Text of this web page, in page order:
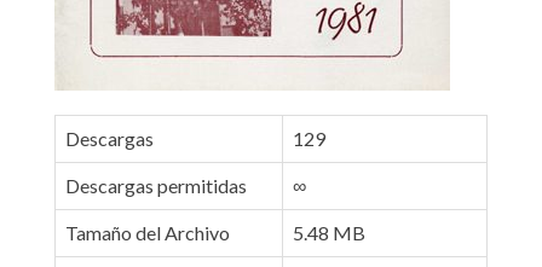
Descargas 129
Descargas permitidas ∞
Tamaño del Archivo 5.48 MB